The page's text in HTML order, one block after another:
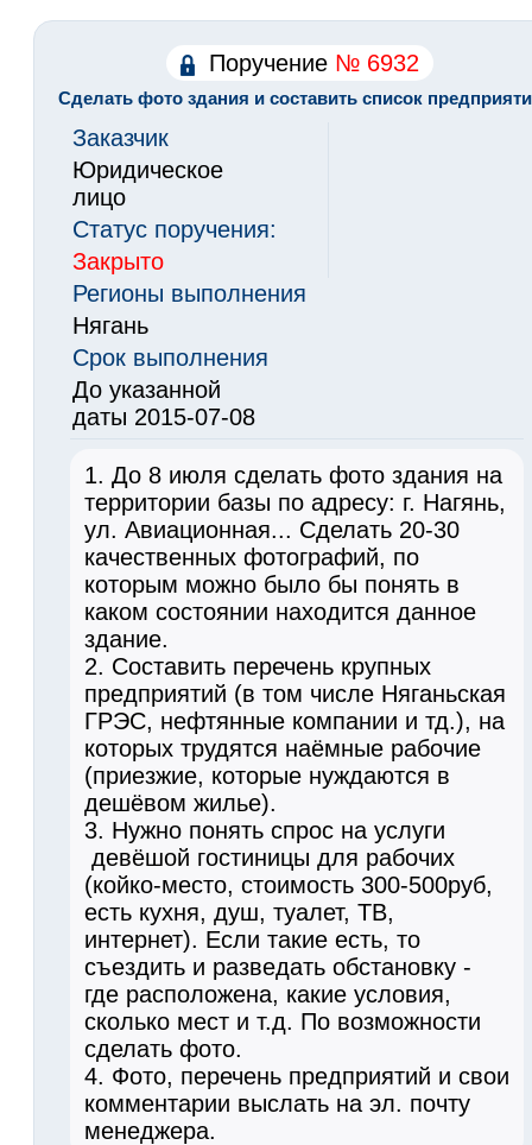
Поручение № 6932
Сделать фото здания и составить список
Заказчик
Юридическое
лицо
Статус поручения:
Закрыто
Регионы выполнения
Нягань
Срок выполнения
До указанной
даты 2015-07-08
1. До 8 июля сделать фото здания на
территории базы по адресу: г. Нагянь,
ул. Авиационная... Сделать 20-30
качественных фотографий, по
которым можно было бы понять в
каком состоянии находится данное
здание.
2. Составить перечень крупных
предприятий (в том числе Няганьская
ГРЭС, нефтянные компании и тд.), на
которых трудятся наёмные рабочие
(приезжие, которые нуждаются в
дешёвом жилье).
3. Нужно понять спрос на услуги
девёшой гостиницы для рабочих
(койко-место, стоимость 300-500руб,
есть кухня, душ, туалет, ТВ,
интернет). Если такие есть, то
съездить и разведать обстановку -
где расположена, какие условия,
сколько мест и т.д. По возможности
сделать фото.
4. Фото, перечень предприятий и свои
комментарии выслать на эл. почту
менеджера.